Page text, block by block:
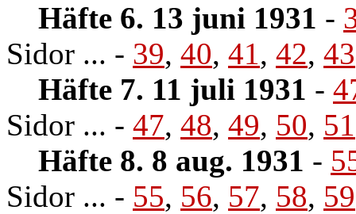
Häfte 6. 13 juni 1931 -
Sidor ... - 39, 40, 41, 42, 43
Häfte 7. 11 juli 1931 -
Sidor ... - 47, 48, 49, 50, 51
Häfte 8. 8 aug. 1931 -
Sidor ... - 55, 56, 57, 58, 59